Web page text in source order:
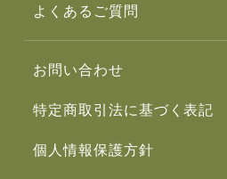
よくあるご質問
お問い合わせ
特定商取引法に基づく表記
個人情報保護方針